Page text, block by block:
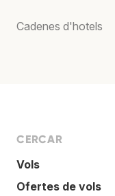
Cadenes d'hotels
CERCAR
Vols
Ofertes de vols